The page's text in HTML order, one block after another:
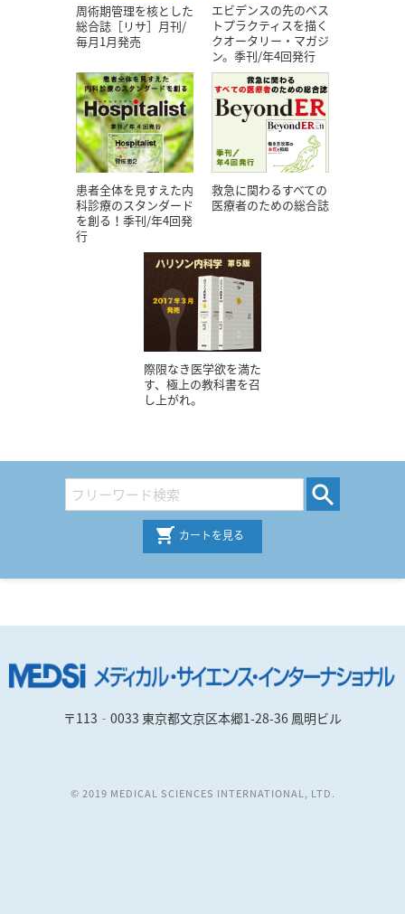
周術期管理を核とした
総合誌［リサ］月刊/
毎月1月発売
エビデンスの先のベス
トプラクティスを描く
クオータリー・マガジ
ン。季刊/年4回発行
患者全体を見すえた内
科診療のスタンダード
を創る！季刊/年4回発
行
救急に関わるすべての
医療者のための総合誌
際限なき医学欲を満た
す、極上の教科書を召
し上がれ。
カートを見る
〒113‐0033 東京都文京区本郷1-28-36 鳳明ビル
© 2019 MEDICAL SCIENCES INTERNATIONAL, LTD.